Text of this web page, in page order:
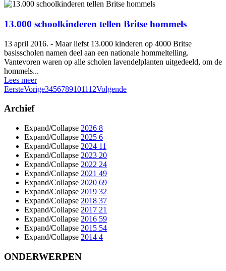
13.000 schoolkinderen tellen Britse hommels
13 april 2016. - Maar liefst 13.000 kinderen op 4000 Britse
basisscholen namen deel aan een nationale hommeltelling.
Vantevoren waren op alle scholen lavendelplanten uitgedeeld, om de
hommels...
Lees meer
EersteVorige3456789101112Volgende
Archief
Expand/Collapse 2026 8
Expand/Collapse 2025 6
Expand/Collapse 2024 11
Expand/Collapse 2023 20
Expand/Collapse 2022 24
Expand/Collapse 2021 49
Expand/Collapse 2020 69
Expand/Collapse 2019 32
Expand/Collapse 2018 37
Expand/Collapse 2017 21
Expand/Collapse 2016 59
Expand/Collapse 2015 54
Expand/Collapse 2014 4
ONDERWERPEN